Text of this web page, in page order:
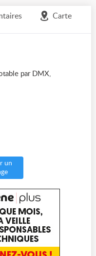
Carte
par DMX,
un